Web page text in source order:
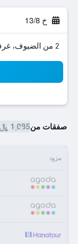
خ 13/8
2 من الضيوف، غرفة واحدة
صفقات من1,085 ﷼
مزود